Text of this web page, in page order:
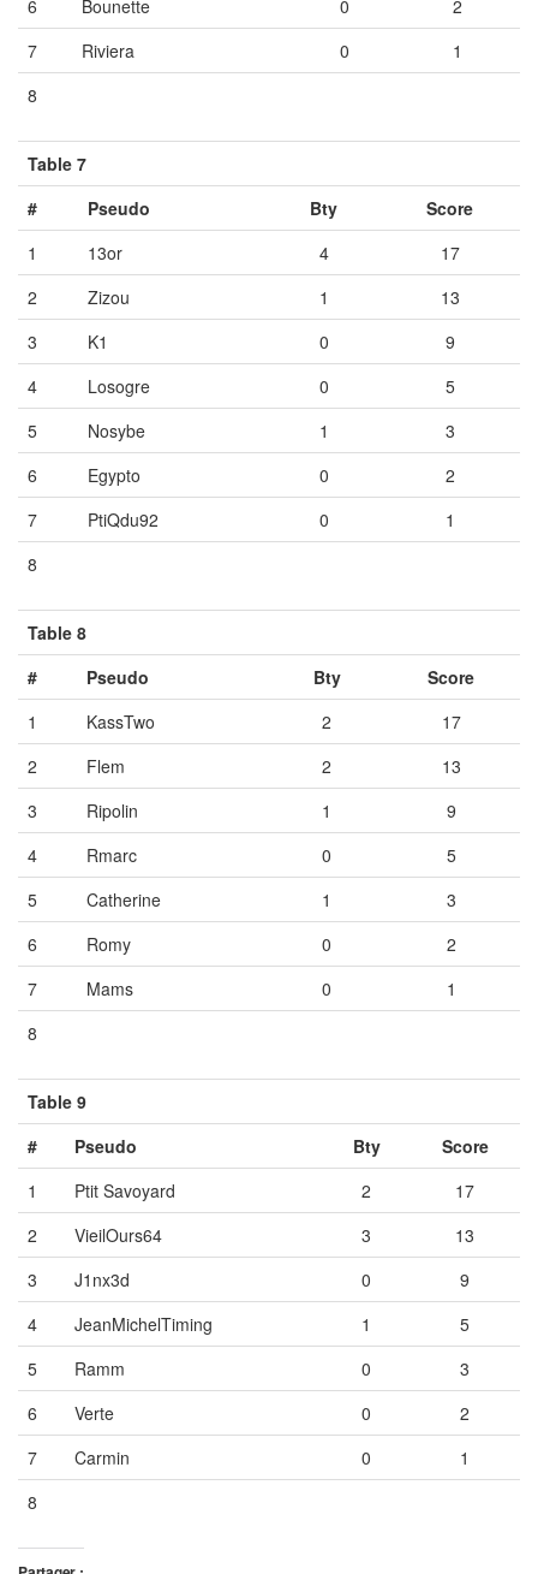
6 Bounette 0
2
7
Riviera 0
1
8
Table 7
#
Pseudo Bty
Score
1
13or 4
17
2
Zizou 1
13
3
K1 0
9
4
Losogre 0
5
5
Nosybe 1
3
6
Egypto 0
2
7
PtiQdu92 0
1
8
Table 8
#
Pseudo Bty
Score
1
KassTwo 2
17
2
Flem 2
13
3
Ripolin 1
9
4
Rmarc 0
5
5
Catherine 1
3
6
Romy 0
2
7
Mams 0
1
8
Table 9
#
Pseudo Bty
Score
1
Ptit Savoyard 2
17
2
VieilOurs64 3
13
3
J1nx3d 0
9
4
JeanMichelTiming 1
5
5
Ramm 0
3
6
Verte 0
2
7
Carmin 0
1
8